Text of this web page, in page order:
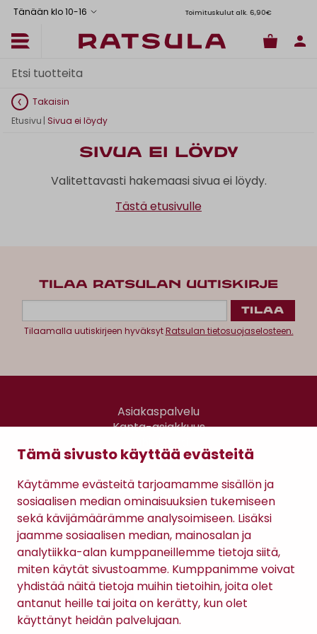
Tämä sivusto käyttää evästeitä
Käytämme evästeitä tarjoamamme sisällön ja
sosiaalisen median ominaisuuksien tukemiseen
sekä kävijämäärämme analysoimiseen. Lisäksi
jaamme sosiaalisen median, mainosalan ja
analytiikka-alan kumppaneillemme tietoja siitä,
miten käytät sivustoamme. Kumppanimme voivat
yhdistää näitä tietoja muihin tietoihin, joita olet
antanut heille tai joita on kerätty, kun olet
käyttänyt heidän palvelujaan.
Tänään klo 10-16 Toimituskulut alk. 6,90€
Takaisin
Etusivu | Sivua ei löydy
Sivua ei löydy
Valitettavasti hakemaasi sivua ei löydy.
Tästä etusivulle
TILAA RATSULAN UUTISKIRJE
Tilaamalla uutiskirjeen hyväksytRatsulan tietosuojaselosteen.
Asiakaspalvelu
Kanta-asiakkuus
Gomee Ratsula Café
Sopimusehdot
Tietosuojaseloste
Maksutavat